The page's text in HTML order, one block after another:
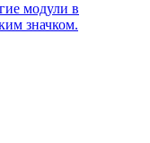
модули в
значком.